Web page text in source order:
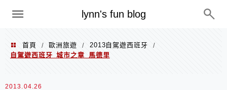
lynn's fun blog
menu
首頁 / 歐洲旅遊 / 2013自駕遊西班牙
/
自駕遊西班牙_城市之章_馬德里
2013.04.26